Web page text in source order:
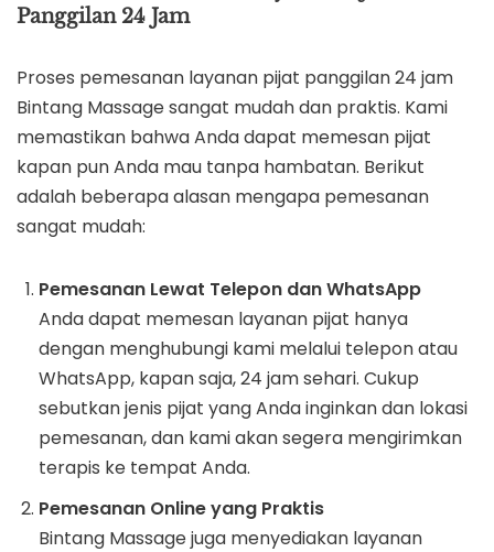
Panggilan 24 Jam
Proses pemesanan layanan pijat panggilan 24 jam
Bintang Massage sangat mudah dan praktis. Kami
memastikan bahwa Anda dapat memesan pijat
kapan pun Anda mau tanpa hambatan. Berikut
adalah beberapa alasan mengapa pemesanan
sangat mudah:
Pemesanan Lewat Telepon dan WhatsApp
Anda dapat memesan layanan pijat hanya
dengan menghubungi kami melalui telepon atau
WhatsApp, kapan saja, 24 jam sehari. Cukup
sebutkan jenis pijat yang Anda inginkan dan lokasi
pemesanan, dan kami akan segera mengirimkan
terapis ke tempat Anda.
Pemesanan Online yang Praktis
Bintang Massage juga menyediakan layanan